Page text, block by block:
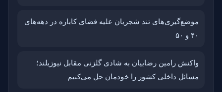
موضع‌گیری‌های تند شجریان علیه فضای کاباره در دهه‌های
۴۰ و ۵۰
واکنش رامین رضاییان به شادی گلزنی مقابل نیوزیلند؛
مسائل داخلی کشور را خودمان حل می‌کنیم